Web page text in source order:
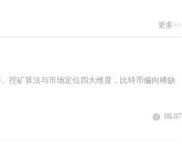
更多>>
挖矿算法与市场定位四大维度，比特币偏向稀缺
08-07